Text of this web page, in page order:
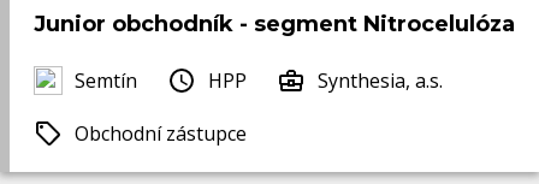
Junior obchodník - segment Nitrocelulóza
Semtín HPP
Synthesia, a.s.
Obchodní zástupce